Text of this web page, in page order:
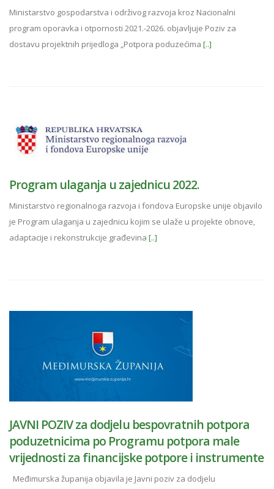
Ministarstvo gospodarstva i održivog razvoja kroz Nacionalni
program oporavka i otpornosti 2021.-2026. objavljuje Poziv za
dostavu projektnih prijedloga „Potpora poduzećima [..]
Program ulaganja u zajednicu 2022.
Ministarstvo regionalnoga razvoja i fondova Europske unije objavilo
je Program ulaganja u zajednicu kojim se ulaže u projekte obnove,
adaptacije i rekonstrukcije građevina [..]
JAVNI POZIV za dodjelu bespovratnih potpora
poduzetnicima po Programu potpora male
vrijednosti za financijske potpore i instrumente
Međimurska županija objavila je Javni poziv za dodjelu